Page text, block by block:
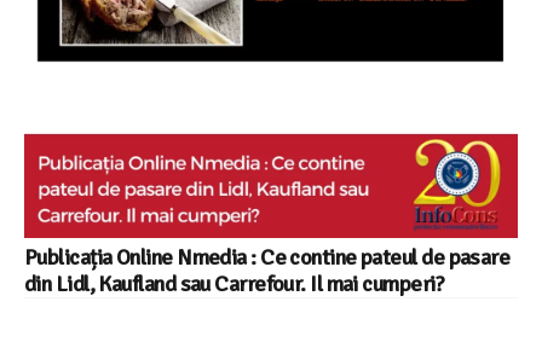
Publicația Online Nmedia : Ce contine pateul de pasare
din Lidl, Kaufland sau Carrefour. Il mai cumperi?